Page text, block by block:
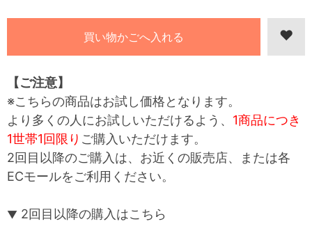
【ご注意】
※こちらの商品はお試し価格となります。
より多くの人にお試しいただけるよう、 1商品につき
1世帯1回限り ご購入いただけます。
2回目以降のご購入は、お近くの販売店、または各
ECモールをご利用ください。
▼ 2回目以降の購入はこちら